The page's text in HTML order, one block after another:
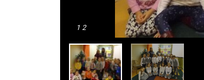
1 2